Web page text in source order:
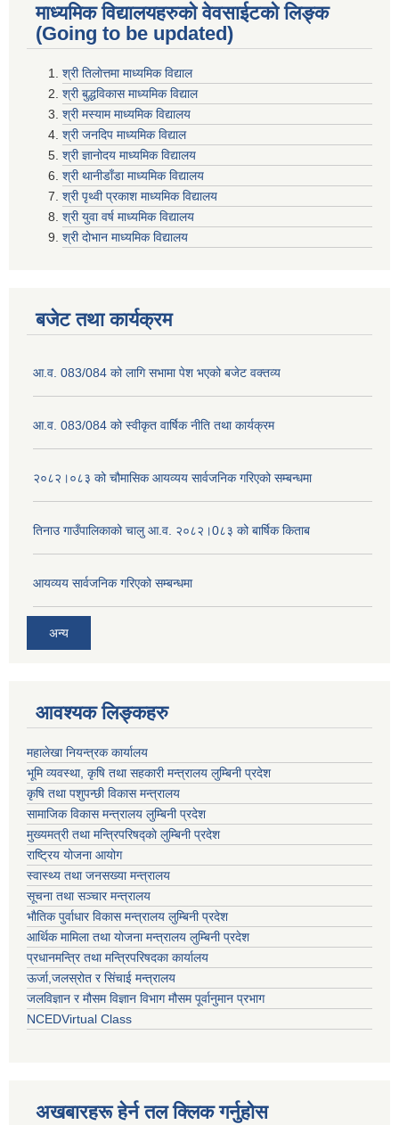
माध्यमिक विद्यालयहरुकाे वेवसाईटको लिङ्क
(Going to be updated)
श्री तिलाेत्तमा माध्यमिक विद्याल
श्री बुद्धविकास माध्यमिक विद्याल
श्री मस्याम माध्यमिक विद्यालय
श्री जनदिप माध्यमिक विद्याल
श्री ज्ञानोदय माध्यमिक विद्यालय
श्री थानीडाँडा माध्यमिक विद्यालय
श्री पृथ्वी प्रकाश माध्यमिक विद्यालय
श्री युवा वर्ष माध्यमिक विद्यालय
श्री दोभान माध्यमिक विद्यालय
बजेट तथा कार्यक्रम
आ.व. 083/084 को लागि सभामा पेश भएको बजेट वक्तव्य
आ.व. 083/084 को स्वीकृत वार्षिक नीति तथा कार्यक्रम
२०८२।०८३ को चौमासिक आयव्यय सार्वजनिक गरिएको सम्बन्धमा
तिनाउ गाउँपालिकाको चालु आ.व. २०८२।0८३ को बार्षिक किताब
आयव्यय सार्वजनिक गरिएको सम्बन्धमा
अन्य
आवश्यक लिङ्कहरु
महालेखा नियन्त्रक कार्यालय
भूमि व्यवस्था, कृषि तथा सहकारी मन्त्रालय लुम्बिनी प्रदेश
कृषि तथा पशुपन्छी विकास मन्त्रालय
सामाजिक विकास मन्त्रालय लुम्बिनी प्रदेश
मुख्यमत्री तथा मन्त्रिपरिषद्काे लुम्बिनी प्रदेश
राष्ट्रिय योजना आयोग
स्वास्थ्य तथा जनसख्या मन्त्रालय
सूचना तथा सञ्चार मन्त्रालय
भाैतिक पुर्वाधार विकास मन्त्रालय लुम्बिनी प्रदेश
आर्थिक मामिला तथा योजना मन्त्रालय लुम्बिनी प्रदेश
प्रधानमन्त्रि तथा मन्त्रिपरिषदका कार्यालय
ऊर्जा,जलस्रोत र सिंचाई मन्त्रालय
जलविज्ञान र मौसम विज्ञान विभाग मौसम पूर्वानुमान प्रभाग
NCEDVirtual Class
अखबारहरू हेर्न तल क्लिक गर्नुहोस